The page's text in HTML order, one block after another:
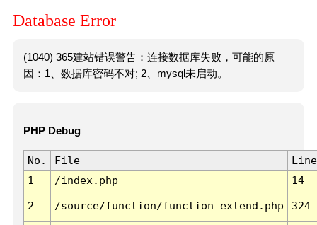
Database Error
(1040) 365建站错误警告：连接数据库失败，可能的原
因：1、数据库密码不对; 2、mysql未启动。
PHP Debug
No. File
Line
1
/index.php 14
2 /source/function/function_extend.php 324